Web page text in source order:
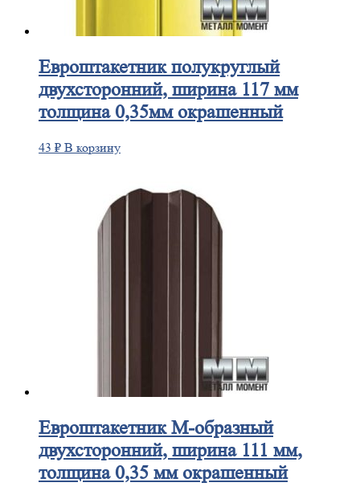
Евроштакетникполукруглый
двухсторонний, ширина 117 мм
толщина 0,35мм окрашенный
43 ₽ В корзину
ЕвроштакетникМ-образный
двухсторонний, ширина 111 мм,
толщина 0,35 мм окрашенный